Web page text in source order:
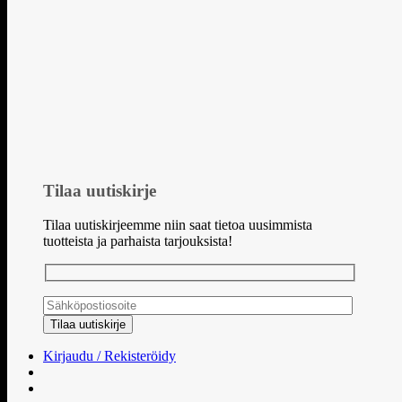
Tilaa uutiskirje
Tilaa uutiskirjeemme niin saat tietoa uusimmista
tuotteista ja parhaista tarjouksista!
Kirjaudu / Rekisteröidy